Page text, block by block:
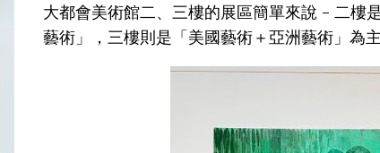
大都會美術館二、三樓的展區簡單來說 - 二樓
藝術」，三樓則是「美國藝術＋亞洲藝術」為主